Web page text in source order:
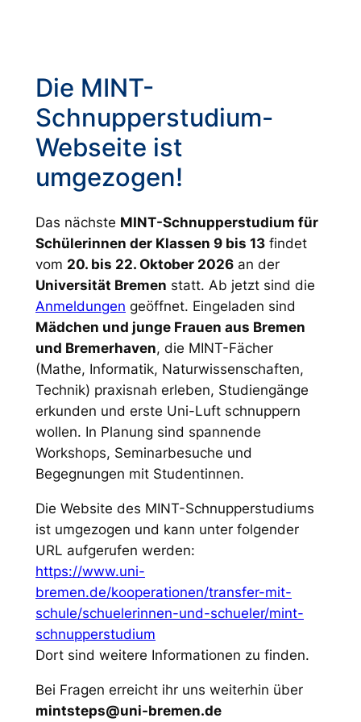
Die MINT-
Schnupperstudium-
Webseite ist
umgezogen!
Das nächste MINT-Schnupperstudium für
Schülerinnen der Klassen 9 bis 13 findet
vom 20. bis 22. Oktober 2026 an der
Universität Bremen statt. Ab jetzt sind die
Anmeldungen geöffnet. Eingeladen sind
Mädchen und junge Frauen aus Bremen
und Bremerhaven, die MINT-Fächer
(Mathe, Informatik, Naturwissenschaften,
Technik) praxisnah erleben, Studiengänge
erkunden und erste Uni-Luft schnuppern
wollen. In Planung sind spannende
Workshops, Seminarbesuche und
Begegnungen mit Studentinnen.
Die Website des MINT-Schnupperstudiums
ist umgezogen und kann unter folgender
URL aufgerufen werden:
https://www.uni-
bremen.de/kooperationen/transfer-mit-
schule/schuelerinnen-und-schueler/mint-
schnupperstudium
Dort sind weitere Informationen zu finden.
Bei Fragen erreicht ihr uns weiterhin über
mintsteps@uni-bremen.de